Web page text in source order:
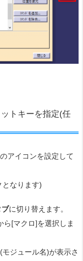
トキーを指定(任
アイコンを設定して
なります)
に切り替えます。
[マクロ]を選択しま
ジュール名)が表示さ